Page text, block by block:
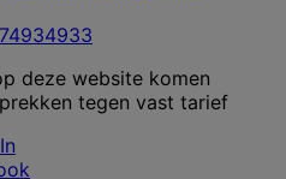
deze website komen
tegen vast tarief